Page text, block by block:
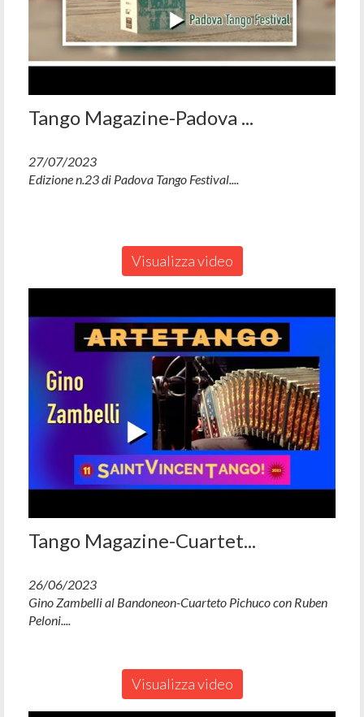
Tango Magazine-Padova ...
27/07/2023
Edizione n.23 di Padova Tango Festival....
Visualizza video
Tango Magazine-Cuartet...
26/06/2023
Gino Zambelli al Bandoneon-Cuarteto Pichuco con Ruben
Peloni....
Visualizza video